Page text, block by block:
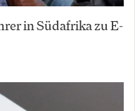
in Südafrika zu E-